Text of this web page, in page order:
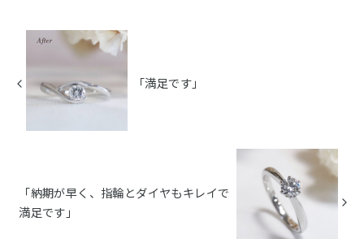
「満足です」
「納期が早く、指輪とダイヤもキレイで
満足です」